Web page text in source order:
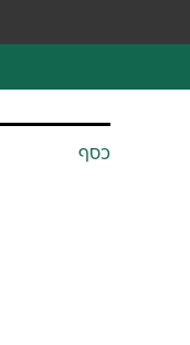
כסף